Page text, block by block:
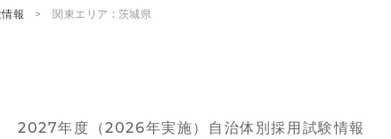
報 関東エリア : 茨城県
2027年度（2026年実施）自治体別採用試験情報